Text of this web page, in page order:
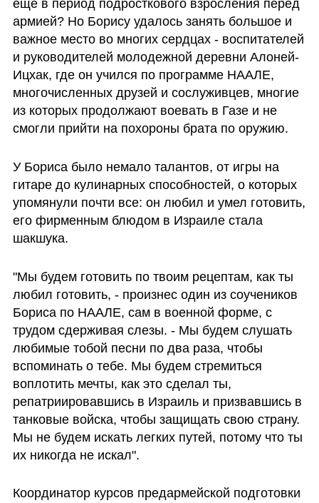
еще в период подросткового взросления перед
армией? Но Борису удалось занять большое и
важное место во многих сердцах - воспитателей
и руководителей молодежной деревни Алоней-
Ицхак, где он учился по программе НААЛЕ,
многочисленных друзей и сослуживцев, многие
из которых продолжают воевать в Газе и не
смогли прийти на похороны брата по оружию.
У Бориса было немало талантов, от игры на
гитаре до кулинарных способностей, о которых
упомянули почти все: он любил и умел готовить,
его фирменным блюдом в Израиле стала
шакшука.
"Мы будем готовить по твоим рецептам, как ты
любил готовить, - произнес один из соучеников
Бориса по НААЛЕ, сам в военной форме, с
трудом сдерживая слезы. - Мы будем слушать
любимые тобой песни по два раза, чтобы
вспоминать о тебе. Мы будем стремиться
воплотить мечты, как это сделал ты,
репатриировавшись в Израиль и призвавшись в
танковые войска, чтобы защищать свою страну.
Мы не будем искать легких путей, потому что ты
их никогда не искал".
Координатор курсов предармейской подготовки